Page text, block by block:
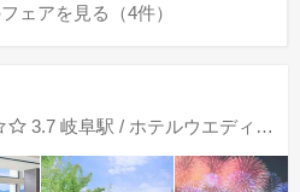
ェアを 見る（4件）
口コミ評価
3.7 岐阜駅 / ホテルウエディング